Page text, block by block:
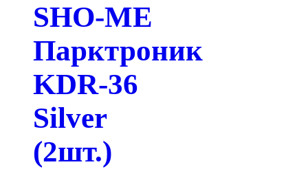
SHO-ME
Парктроник
KDR-36
Silver
(2шт.)